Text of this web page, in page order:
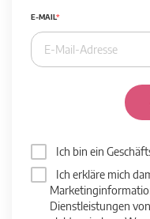
E-MAIL
Ich bin ein
Ich erkläre mich
Dienstleistungen